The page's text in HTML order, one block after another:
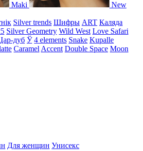
Maki
New
Silver trends Шифры ART Каляда
Silver Geometry Wild West Love Safari
дуб Ў 4 elements Snake Kupalle
Caramel Accent Double Space Moon
Для женщин Унисекс